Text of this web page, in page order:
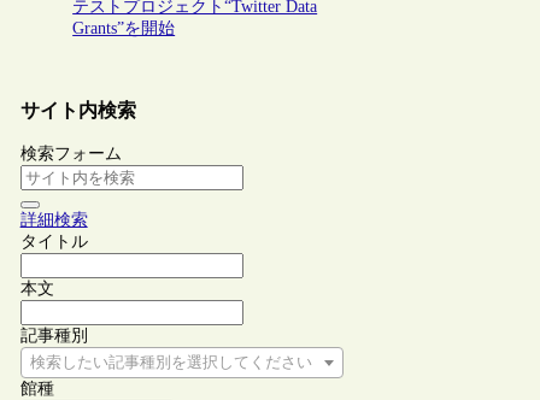
テストプロジェクト“Twitter Data
Grants”を開始
サイト内検索
検索フォーム
詳細検索
タイトル
本文
記事種別
検索したい記事種別を選択してください
館種